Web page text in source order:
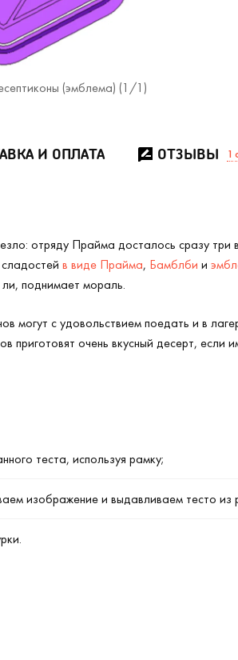
(эмблема) (1 /1)
И ОПЛАТА ОТЗЫВЫ 1
отряду Прайма досталось сразу
в виде Прайма, Бамблби и
поднимает мораль.
могут с удовольствием поедать и в
приготовят очень вкусный десерт,
теста, используя рамку;
изображение и выдавливаем тесто из